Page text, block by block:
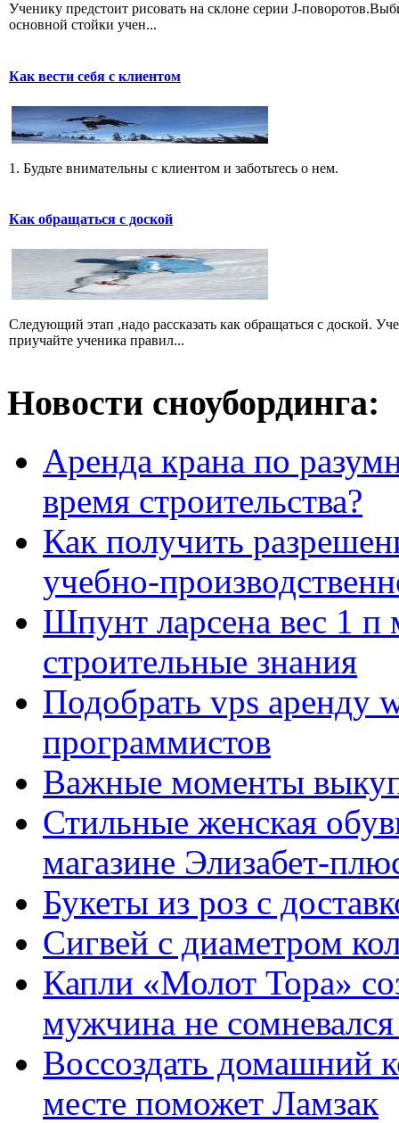
Ученику предстоит рисовать на склоне серии J-
основной стойки учен...
Как вести себя с клиентом
1. Будьте внимательны с клиентом и заботьтесь о нем.
Как обращаться с доской
Следующий этап ,надо рассказать как обращаться с доской.
приучайте ученика правил...
Новости сноубординга:
Аренда крана по
время строительства?
Как получить
учебно-
Шпунт ларсена вес 1 п
строительные знания
Подобрать vps аренду
программистов
Важные моменты
Стильные женская
магазине Элизабет-
Букеты из роз с
Сигвей с диаметром
Капли «Молот Тора»
мужчина не
Воссоздать домашний
месте поможет Ламзак